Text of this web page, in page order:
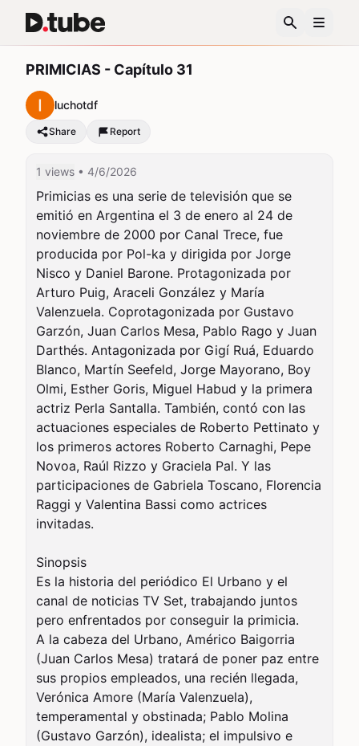
PRIMICIAS - Capítulo 31
luchotdf
Share Report
1 views • 4/6/2026
Primicias es una serie de televisión que se
emitió en Argentina el 3 de enero al 24 de
noviembre de 2000 por Canal Trece, fue
producida por Pol-ka y dirigida por Jorge
Nisco y Daniel Barone. Protagonizada por
Arturo Puig, Araceli González y María
Valenzuela. Coprotagonizada por Gustavo
Garzón, Juan Carlos Mesa, Pablo Rago y Juan
Darthés. Antagonizada por Gigí Ruá, Eduardo
Blanco, Martín Seefeld, Jorge Mayorano, Boy
Olmi, Esther Goris, Miguel Habud y la primera
actriz Perla Santalla. También, contó con las
actuaciones especiales de Roberto Pettinato y
los primeros actores Roberto Carnaghi, Pepe
Novoa, Raúl Rizzo y Graciela Pal. Y las
participaciones de Gabriela Toscano, Florencia
Raggi y Valentina Bassi como actrices
invitadas.
Sinopsis
Es la historia del periódico El Urbano y el
canal de noticias TV Set, trabajando juntos
pero enfrentados por conseguir la primicia.
A la cabeza del Urbano, Américo Baigorria
(Juan Carlos Mesa) tratará de poner paz entre
sus propios empleados, una recién llegada,
Verónica Amore (María Valenzuela),
temperamental y obstinada; Pablo Molina
(Gustavo Garzón), idealista; el impulsivo e